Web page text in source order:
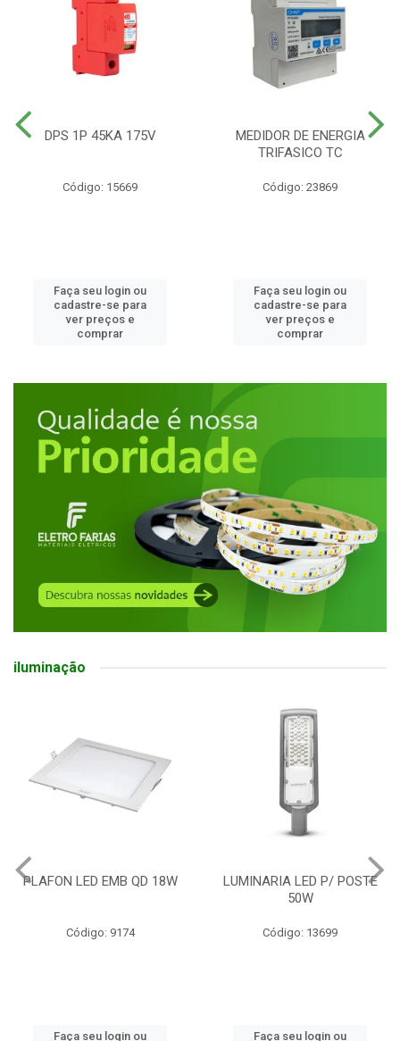
DPS 1P 45KA 175V
Código: 15669
Faça seu login ou
cadastre-se para
ver preços e
comprar
MEDIDOR DE ENERGIA
TRIFASICO TC
Código: 23869
Faça seu login ou
cadastre-se para
ver preços e
comprar
iluminação
PLAFON LED EMB QD 18W
Código: 9174
Faça seu login ou
LUMINARIA LED P/ POSTE
50W
Código: 13699
Faça seu login ou